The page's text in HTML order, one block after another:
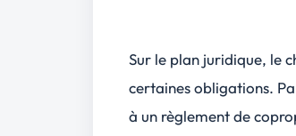
Sur le plan juridique, le
certaines obligations.
à un règlement de